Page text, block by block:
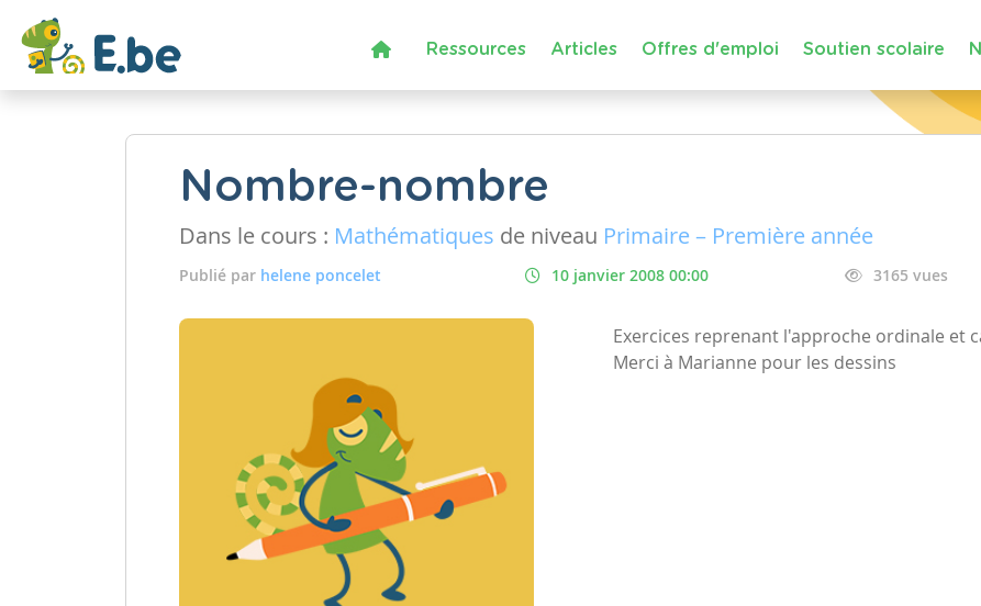
Ressources Articles Offres d'emploi Soutien scolaire
Nombre-nombre
Dans le cours : Mathématiques de niveau Primaire – Première année
Publié par helene poncelet 10 janvier 2008 00:00 3165 vues
Exercices reprenant l'approche ordinale et
Merci à Marianne pour les dessins